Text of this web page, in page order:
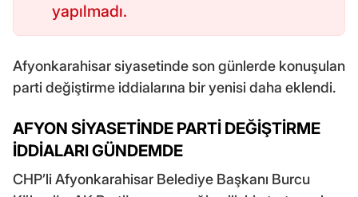
yapılmadı.
Afyonkarahisar siyasetinde son günlerde konuşulan
parti değiştirme iddialarına bir yenisi daha eklendi.
AFYON SİYASETİNDE PARTİ DEĞİŞTİRME
İDDİALARI GÜNDEMDE
CHP’li Afyonkarahisar Belediye Başkanı Burcu